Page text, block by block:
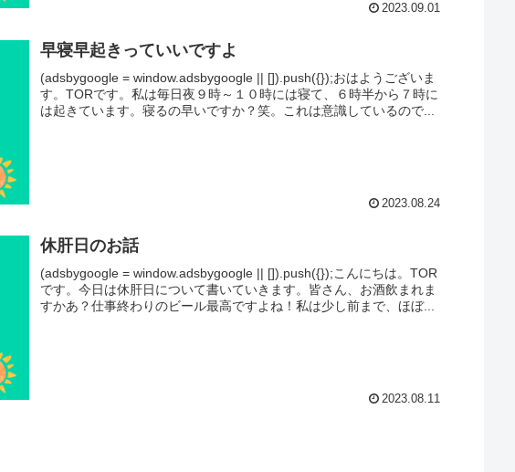
2023.09.01
早寝早起きっていいですよ
(adsbygoogle = window.adsbygoogle || []).push({});おはようございま
す。TORです。私は毎日夜９時～１０時には寝て、６時半から７時に
は起きています。寝るの早いですか？笑。これは意識しているので...
2023.08.24
休肝日のお話
(adsbygoogle = window.adsbygoogle || []).push({});こんにちは。TOR
です。今日は休肝日について書いていきます。皆さん、お酒飲まれま
すかあ？仕事終わりのビール最高ですよね！私は少し前まで、ほぼ...
2023.08.11